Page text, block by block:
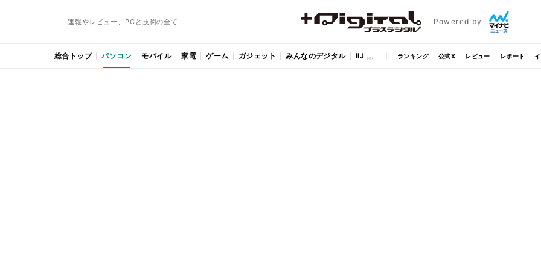
速報やレビュー、PCと技術の全て Powered by
総合トップ パソコン モバイル 家電 ゲーム ガジェット みんなのデジタル IIJ ランキング 公式X レビュー レポート